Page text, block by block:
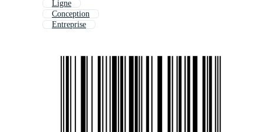
Ligne
Conception
Entreprise